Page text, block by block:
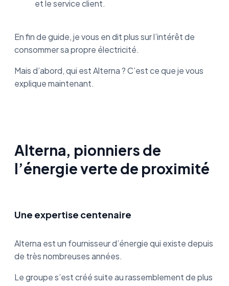
et le service client.
En fin de guide, je vous en dit plus sur l’intérêt de
consommer sa propre électricité.
Mais d’abord, qui est Alterna ? C’est ce que je vous
explique maintenant.
Alterna, pionniers de
l’énergie verte de proximité
Une expertise centenaire
Alterna est un fournisseur d’énergie qui existe depuis
de très nombreuses années.
Le groupe s’est créé suite au rassemblement de plus